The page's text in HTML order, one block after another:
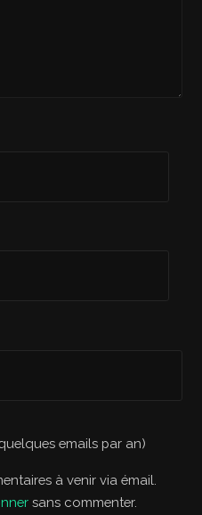
emails par an)
à venir via émail.
sans commenter.